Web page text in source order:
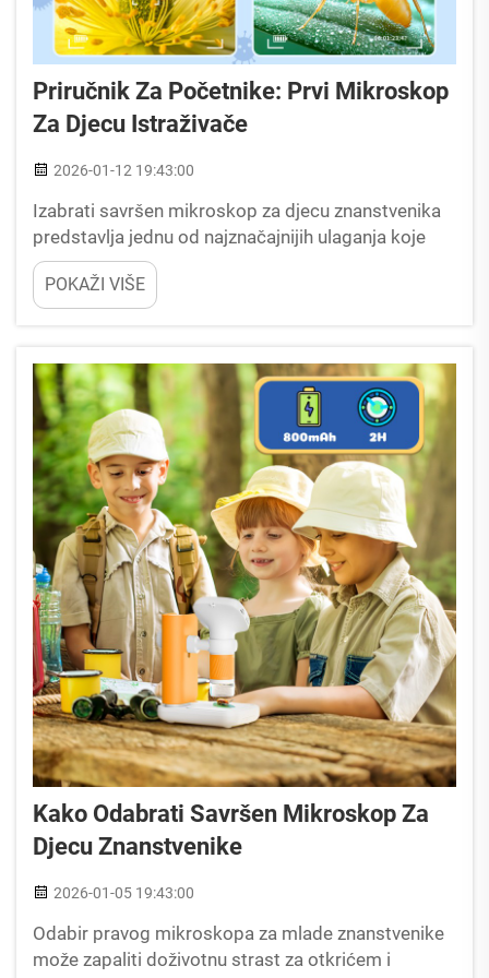
Priručnik Za Početnike: Prvi Mikroskop
Za Djecu Istraživače
2026-01-12 19:43:00
Izabrati savršen mikroskop za djecu znanstvenika
predstavlja jednu od najznačajnijih ulaganja koje
roditelji mogu napraviti u obrazovno putovanje
svog djeteta. Kvalitetni mikroskop za istraživanje
djece otvara vrata nevidljivim svjetovima, potiče
POKAŽI VIŠE
Kako Odabrati Savršen Mikroskop Za
Djecu Znanstvenike
2026-01-05 19:43:00
Odabir pravog mikroskopa za mlade znanstvenike
može zapaliti doživotnu strast za otkrićem i